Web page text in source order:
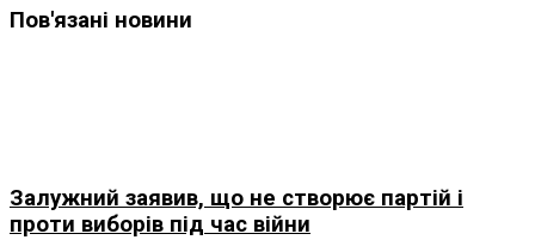
Пов'язані новини
Залужний заявив, що не створює партій і
проти виборів під час війни